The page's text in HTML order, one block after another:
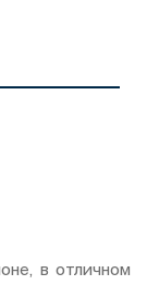
в отличном